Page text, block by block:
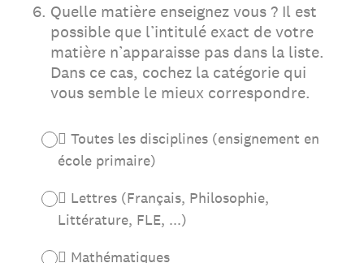
6. Quelle matière enseignez vous ? Il est
possible que l’intitulé exact de votre
matière n’apparaisse pas dans la liste.
Dans ce cas, cochez la catégorie qui
vous semble le mieux correspondre.
 Toutes les disciplines (ensignement en
école primaire)
 Lettres (Français, Philosophie,
Littérature, FLE, ...)
 Mathématiques